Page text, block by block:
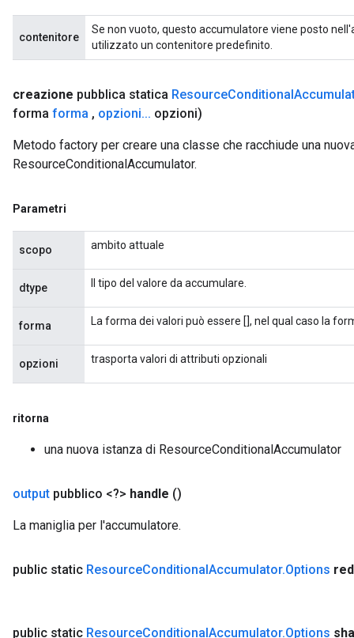
contenitore
Se non vuoto, questo accumulatore viene posto
utilizzato un contenitore predefinito.
creazione pubblica statica ResourceConditional
forma forma , opzioni... opzioni)
Metodo factory per creare una classe che racchiude una
ResourceConditionalAccumulator.
Parametri
scopo ambito attuale
dtype Il tipo del valore da accumulare.
forma La forma dei valori può essere [], nel qual caso la
opzioni trasporta valori di attributi opzionali
ritorna
una nuova istanza di ResourceConditionalAccumulator
output pubblico <?> handle ()
La maniglia per l'accumulatore.
public static ResourceConditionalAccumulator.Options
public static ResourceConditionalAccumulator.Options